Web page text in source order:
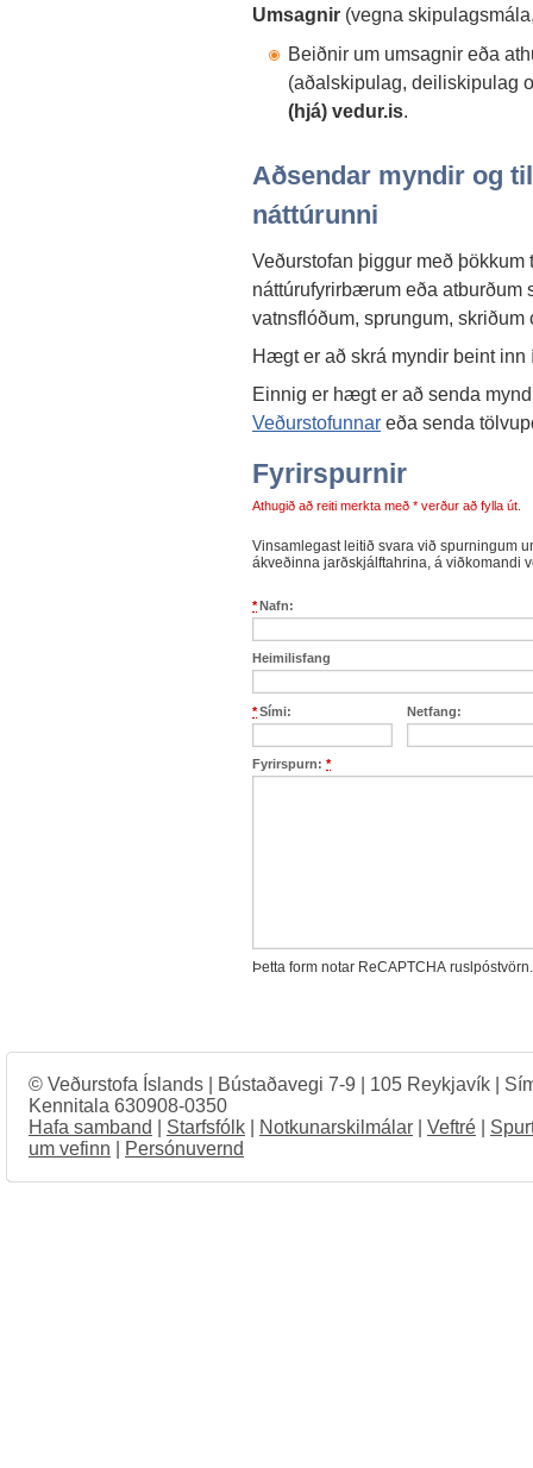
Umsagnir (vegna
Beiðnir um umsagnir eða
(aðalskipulag, deiliskipulag
(hjá) vedur.is
Aðsendar myndir og
náttúrunni
Veðurstofan þiggur með
náttúrufyrirbærum eða atburðum
vatnsflóðum, sprungum, skriðum
Hægt er að skrá myndir beint
Einnig er hægt er að senda
Veðurstofunnar eða senda
Fyrirspurnir
Athugið að reiti merkta með * verður að fylla út.
Vinsamlegast leitið svara við spurningum
ákveðinna jarðskjálftahrina, á viðkomandi
*Nafn:
Heimilisfang
*Sími: Netfang:
Fyrirspurn: *
Þetta form notar ReCAPTCHA
© Veðurstofa Íslands | Bústaðavegi 7-9 | 105 Reykjavík |
Kennitala 630908-0350
Hafa samband
Starfsfólk Notkunarskilmálar Veftré
um vefinn
Persónuvernd